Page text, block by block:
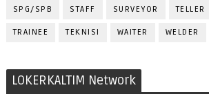
SPG/SPB STAFF SURVEYOR TELLER
TRAINEE TEKNISI WAITER WELDER
LOKERKALTIM Network